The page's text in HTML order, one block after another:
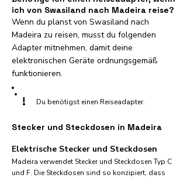
ich von Swasiland nach Madeira reise?
Wenn du planst von Swasiland nach
Madeira zu reisen, musst du folgenden
Adapter mitnehmen, damit deine
elektronischen Geräte ordnungsgemäß
funktionieren.
! Du benötigst einen Reiseadapter.
Stecker und Steckdosen in Madeira
Elektrische Stecker und Steckdosen
Madeira verwendet Stecker und Steckdosen Typ C
und F. Die Steckdosen sind so konzipiert, dass